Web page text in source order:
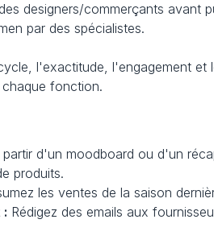
designers/commerçants avant
par des spécialistes.
l'exactitude, l'engagement
fonction.
partir d'un moodboard ou d'un
produits.
les ventes de la saison
Rédigez des emails aux